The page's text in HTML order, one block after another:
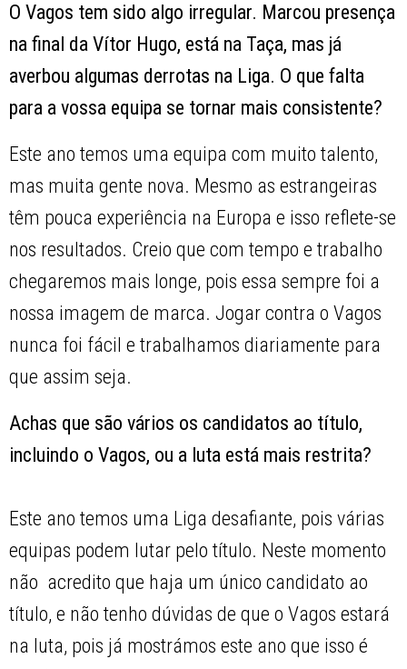
O Vagos tem sido algo irregular. Marcou presença
na final da Vítor Hugo, está na Taça, mas já
averbou algumas derrotas na Liga. O que falta
para a vossa equipa se tornar mais consistente?
Este ano temos uma equipa com muito talento,
mas muita gente nova. Mesmo as estrangeiras
têm pouca experiência na Europa e isso reflete-se
nos resultados. Creio que com tempo e trabalho
chegaremos mais longe, pois essa sempre foi a
nossa imagem de marca. Jogar contra o Vagos
nunca foi fácil e trabalhamos diariamente para
que assim seja.
Achas que são vários os candidatos ao título,
incluindo o Vagos, ou a luta está mais restrita?
Este ano temos uma Liga desafiante, pois várias
equipas podem lutar pelo título. Neste momento
não acredito que haja um único candidato ao
título, e não tenho dúvidas de que o Vagos estará
na luta, pois já mostrámos este ano que isso é